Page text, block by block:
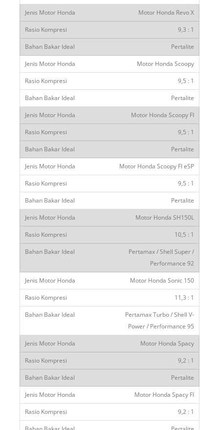
Motor Honda Revo X
9,3 : 1
Pertalite
Motor Honda Scoopy
9,5 : 1
Pertalite
Motor Honda Scoopy FI
9,5 : 1
Pertalite
Motor Honda Scoopy FI eSP
9,5 : 1
Pertalite
Motor Honda SH150L
10,5 : 1
Pertamax / Shell Super /
Performance 92
Motor Honda Sonic 150
11,3 : 1
Pertamax Turbo / Shell V-
Power / Performance 95
Motor Honda Spacy
9,2 : 1
Pertalite
Motor Honda Spacy FI
9,2 : 1